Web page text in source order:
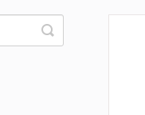
Toggle
Search